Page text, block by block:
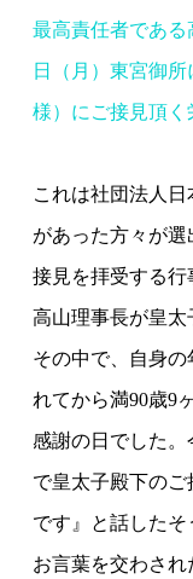
入学案内
資格・就職
その他
最高責任者であ
日（月）東宮御
様）にご接見頂く
これは社団法人
があった方々が
接見を拝受する行
高山理事長が皇太
その中で、自身の
れてから満90歳9
感謝の日でした
で皇太子殿下の
です』と話した
お言葉を交わさ